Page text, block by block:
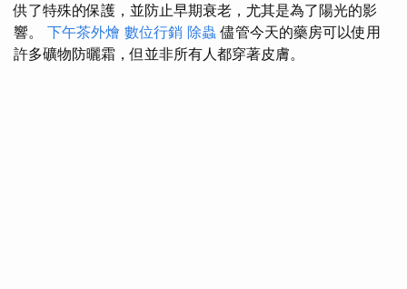
供了特殊的保護，並防止早期衰老，尤其是為了陽光的影
響。 下午茶外燴 數位行銷 除蟲 儘管今天的藥房可以使用
許多礦物防曬霜，但並非所有人都穿著皮膚。